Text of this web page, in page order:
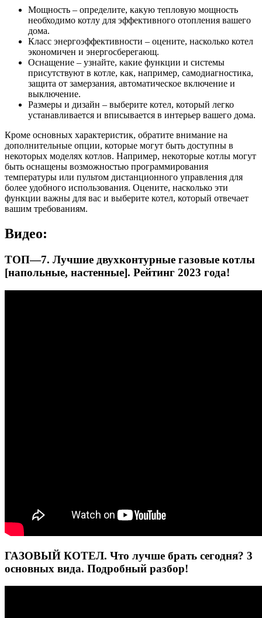
Мощность – определите, какую тепловую мощность
необходимо котлу для эффективного отопления вашего
дома.
Класс энергоэффективности – оцените, насколько котел
экономичен и энергосберегающ.
Оснащение – узнайте, какие функции и системы
присутствуют в котле, как, например, самодиагностика,
защита от замерзания, автоматическое включение и
выключение.
Размеры и дизайн – выберите котел, который легко
устанавливается и вписывается в интерьер вашего дома.
Кроме основных характеристик, обратите внимание на
дополнительные опции, которые могут быть доступны в
некоторых моделях котлов. Например, некоторые котлы могут
быть оснащены возможностью программирования
температуры или пультом дистанционного управления для
более удобного использования. Оцените, насколько эти
функции важны для вас и выберите котел, который отвечает
вашим требованиям.
Видео:
ТОП—7. Лучшие двухконтурные газовые котлы
[напольные, настенные]. Рейтинг 2023 года!
ГАЗОВЫЙ КОТЕЛ. Что лучше брать сегодня? 3
основных вида. Подробный разбор!